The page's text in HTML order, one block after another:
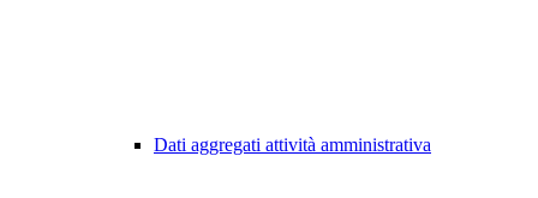
Dati aggregati attività amministrativa